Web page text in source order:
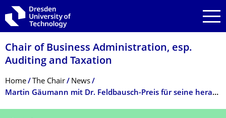
Skip to main navigation
Skip to search
Skip to content
Chair of Business Administration, esp.
Auditing and Taxation
Breadcrumb Menu
Home The Chair
News
Martin Gäumann mit Dr. Feldbausch-Preis für seine herausragende Dissertation geehrt